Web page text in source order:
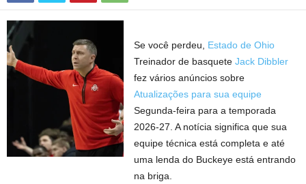
Se você perdeu, Estado de Ohio
Treinador de basqueteJack Dibbler
fez vários anúncios sobre
Atualizações para sua equipe
Segunda-feira para a temporada
2026-27. A notícia significa que sua
equipe técnica está completa e até
uma lenda do Buckeye está entrando
na briga.